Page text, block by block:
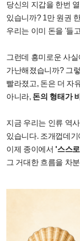
당신의 지갑을 한번
있습니까? 1만 원권
우리는 이미 돈을 '들
그런데 흥미로운 사
가난해졌습니까? 그
빨라졌고, 돈은 더 자
아니라, 돈의 형태가
지금 우리는 인류 역
있습니다. 조개껍데
이제 종이에서'스스
그 거대한 흐름을 차